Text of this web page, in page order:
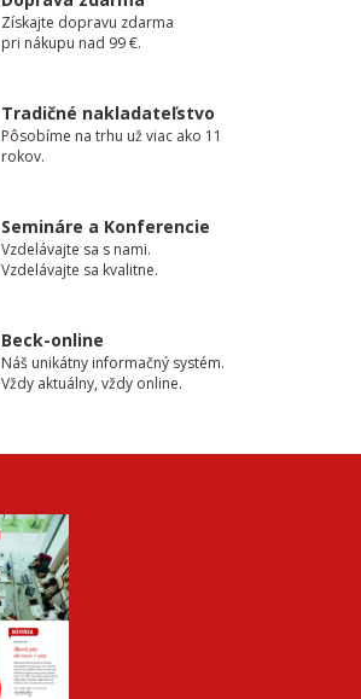
Získajte dopravu zdarma
pri nákupu nad 99 €.
Tradičné nakladateľstvo
Pôsobíme na trhu už viac ako 11
rokov.
Semináre a Konferencie
Vzdelávajte sa s nami.
Vzdelávajte sa kvalitne.
Beck-online
Náš unikátny informačný systém.
Vždy aktuálny, vždy online.